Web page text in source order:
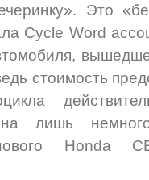
Это
Cycle Word
стоимость
лишь немного
Honda